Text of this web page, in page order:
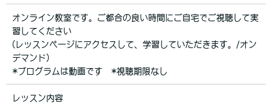
オンライン教室です。ご都合の良い時間にご自宅でご視聴して実
習してください
(レッスンページにアクセスして、学習していただきます。/オン
デマンド)
*ブログラムは動画です *視聴期限なし
レッスン内容